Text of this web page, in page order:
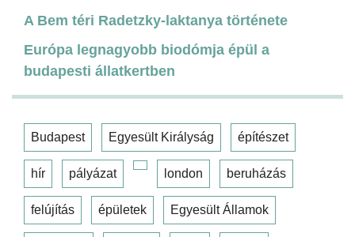
A Bem téri Radetzky-laktanya története
Európa legnagyobb biodómja épül a
budapesti állatkertben
Budapest Egyesült Királyság építészet
hír pályázat london beruházás
felújítás épületek Egyesült Államok